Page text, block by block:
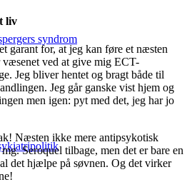
syndrom
liv
garant for, at jeg kan føre et næsten
ved at give mig ECT-
Jeg bliver hentet og bragt både til
Jeg går ganske vist hjem og
men igen: pyt med det, jeg har jo
Næsten ikke mere antipsykotisk
Seroquel tilbage, men det er bare en
det hjælpe på søvnen. Og det virker